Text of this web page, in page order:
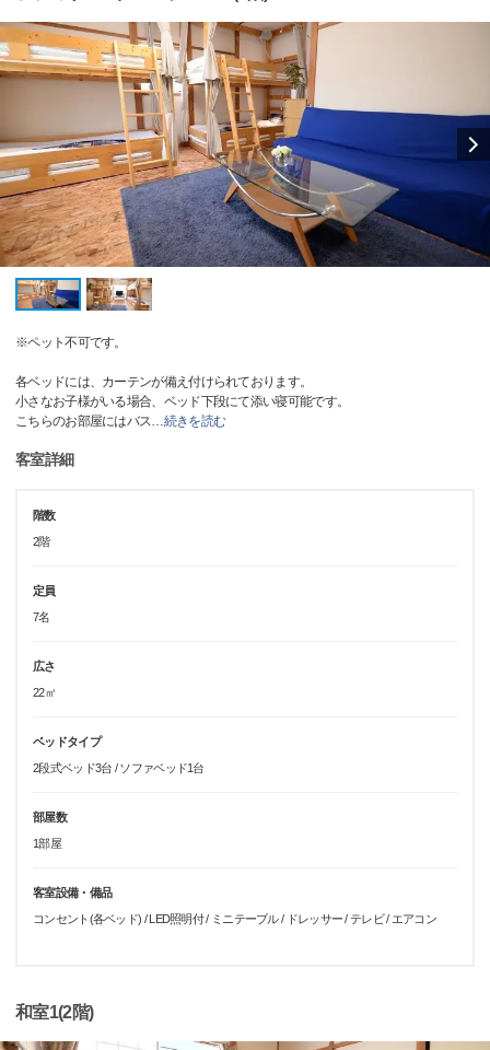
※ペット不可です。
各ベッドには、カーテンが備え付けられております。
小さなお子様がいる場合、ベッド下段にて添い寝可能です。
こちらのお部屋にはバス…続きを読む
客室詳細
階数
2階
定員
7名
広さ
22㎡
ベッドタイプ
2段式ベッド3台 / ソファベッド1台
部屋数
1部屋
客室設備・備品
コンセント(各ベッド) / LED照明付 / ミニテーブル / ドレッサー / テレビ / エアコン
和室1(2階)